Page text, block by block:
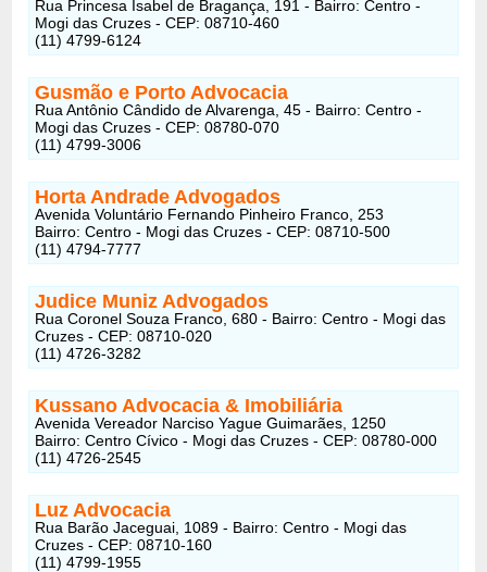
Rua Princesa Isabel de Bragança, 191 - Bairro: Centro -
Mogi das Cruzes - CEP: 08710-460
(11) 4799-6124
Gusmão e Porto Advocacia
Rua Antônio Cândido de Alvarenga, 45 - Bairro: Centro -
Mogi das Cruzes - CEP: 08780-070
(11) 4799-3006
Horta Andrade Advogados
Avenida Voluntário Fernando Pinheiro Franco, 253
Bairro: Centro - Mogi das Cruzes - CEP: 08710-500
(11) 4794-7777
Judice Muniz Advogados
Rua Coronel Souza Franco, 680 - Bairro: Centro - Mogi das
Cruzes - CEP: 08710-020
(11) 4726-3282
Kussano Advocacia & Imobiliária
Avenida Vereador Narciso Yague Guimarães, 1250
Bairro: Centro Cívico - Mogi das Cruzes - CEP: 08780-000
(11) 4726-2545
Luz Advocacia
Rua Barão Jaceguai, 1089 - Bairro: Centro - Mogi das
Cruzes - CEP: 08710-160
(11) 4799-1955